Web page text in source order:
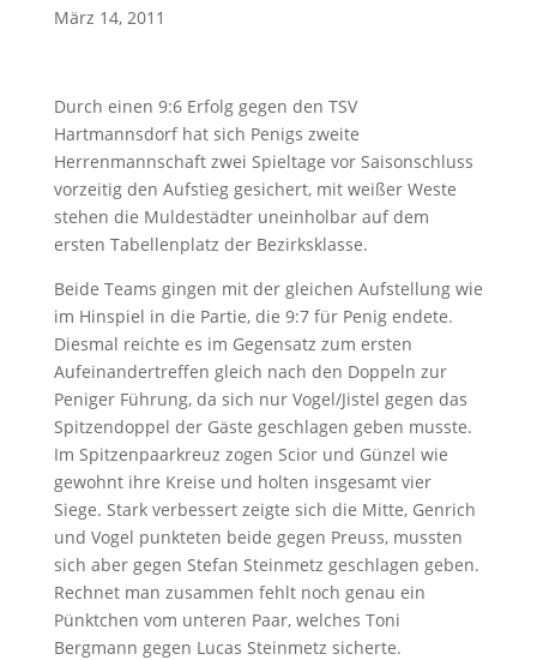
März 14, 2011
Durch einen 9:6 Erfolg gegen den TSV
Hartmannsdorf hat sich Penigs zweite
Herrenmannschaft zwei Spieltage vor Saisonschluss
vorzeitig den Aufstieg gesichert, mit weißer Weste
stehen die Muldestädter uneinholbar auf dem
ersten Tabellenplatz der Bezirksklasse.
Beide Teams gingen mit der gleichen Aufstellung wie
im Hinspiel in die Partie, die 9:7 für Penig endete.
Diesmal reichte es im Gegensatz zum ersten
Aufeinandertreffen gleich nach den Doppeln zur
Peniger Führung, da sich nur Vogel/Jistel gegen das
Spitzendoppel der Gäste geschlagen geben musste.
Im Spitzenpaarkreuz zogen Scior und Günzel wie
gewohnt ihre Kreise und holten insgesamt vier
Siege. Stark verbessert zeigte sich die Mitte, Genrich
und Vogel punkteten beide gegen Preuss, mussten
sich aber gegen Stefan Steinmetz geschlagen geben.
Rechnet man zusammen fehlt noch genau ein
Pünktchen vom unteren Paar, welches Toni
Bergmann gegen Lucas Steinmetz sicherte.